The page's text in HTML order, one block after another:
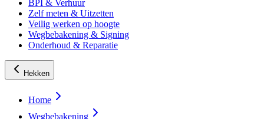
BPI & Verhuur
Zelf meten & Uitzetten
Veilig werken op hoogte
Wegbebakening & Signing
Onderhoud & Reparatie
Hekken
Home
Wegbebakening